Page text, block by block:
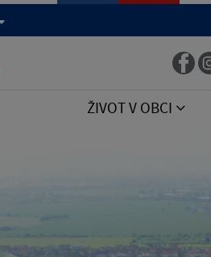
ŽIVOT V OBCI